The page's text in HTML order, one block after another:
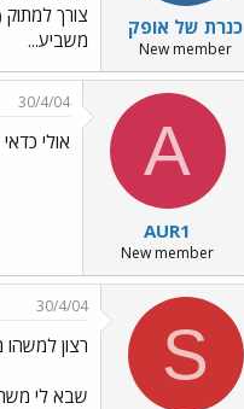
כנרת של אופק
New member
צורך
משביע...
A
AUR1
New member
30/4/04
אולי
S
30/4/04
רצון למשהו
שבא לי משהו מתוק וני לוקחת תמר . 2